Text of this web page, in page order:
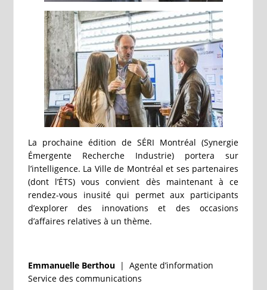
La prochaine édition de SÉRI Montréal (Synergie
Émergente Recherche Industrie) portera sur
l’intelligence. La Ville de Montréal et ses partenaires
(dont l’ÉTS) vous convient dès maintenant à ce
rendez-vous inusité qui permet aux participants
d’explorer des innovations et des occasions
d’affaires relatives à un thème.
Emmanuelle Berthou | Agente d’information
Service des communications